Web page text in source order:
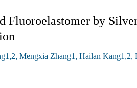
Fluoroelastomer by
Mengxia Zhang1, Hailan Kang1,2,